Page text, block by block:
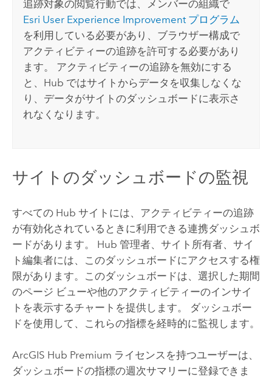
追跡対象の閲覧行動では、メンバーの組織で
Esri User Experience Improvement プログラム
を利用している必要があり、ブラウザー構成で
アクティビティーの追跡を許可する必要があり
ます。 アクティビティーの追跡を無効にする
と、 Hub ではサイトからデータを収集しなくな
り、データがサイトのダッシュボードに表示さ
れなくなります。
サイトのダッシュボードの監視
すべての Hub サイトには、アクティビティーの追跡
が有効化されているときに利用できる連携ダッシュボ
ードがあります。 Hub 管理者、サイト所有者、サイ
ト編集者には、このダッシュボードにアクセスする権
限があります。このダッシュボードは、選択した期間
のページ ビューや他のアクティビティーのインサイ
トを表示するチャートを提供します。 ダッシュボー
ドを使用して、これらの指標を経時的に監視します。
ArcGIS Hub Premium ライセンスを持つユーザーは、
ダッシュボードの指標の週次サマリーに登録できま